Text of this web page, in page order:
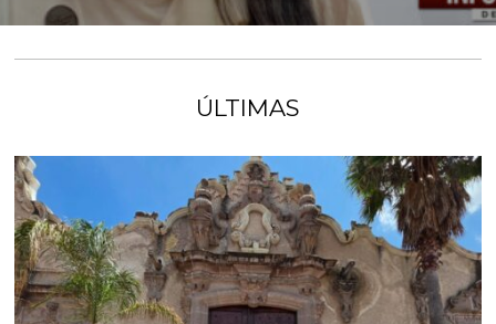
ÚLTIMAS